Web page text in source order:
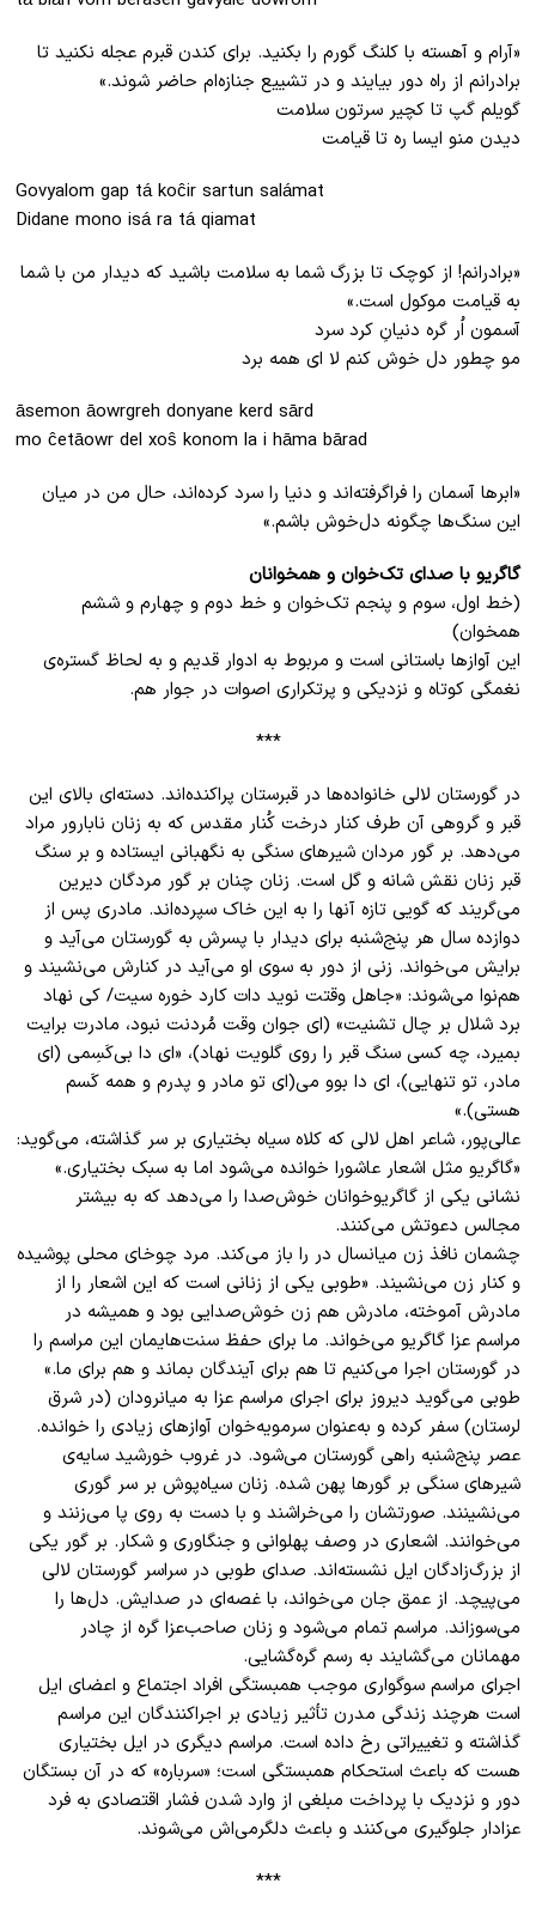
«آرام و آهسته با کلنگ گورم را بکنید. برای کندن قبرم عجله نکنید تا
برادرانم از راه دور بیایند و در تشییع جنازه‌ام حاضر شوند.»
گویلم گپ تا کچیر سرتون سلامت
دیدن منو ایسا ره تا قیامت
Govyalom gap tá koĉir sartun salámat
Didane mono isá ra tá qiamat
«برادرانم! از کوچک تا بزرگ شما به سلامت باشید که دیدار من با شما
به قیامت موکول است.»
آسمون اُر گره دنیانِ کرد سرد
مو چطور دل خوش کنم لا ای همه برد
āsemon āowrgreh donyane kerd sārd
mo ĉetāowr del xoŝ konom la i hāma bārad
«ابر‌ها آسمان را فراگرفته‌اند و دنیا را سرد کرده‌اند، حال من در میان
این سنگ‌ها چگونه دل‌خوش باشم.»
گاگریو با صدای تک‌خوان و همخوانان
(خط اول، سوم و پنجم تک‌خوان و خط دوم و چهارم و ششم
همخوان)
این آوازها باستانی است و مربوط به ادوار قدیم و به لحاظ گستره‌ی
نغمگی کوتاه و نزدیکی و پرتکراری اصوات در جوار هم.
***
در گورستان لالی خانواده‌ها در قبرستان پراکنده‌اند. دسته‌ای بالای این
قبر و گروهی آن طرف کنار درخت کُنار مقدس که به زنان نابارور مراد
می‌دهد. بر گور مردان شیرهای سنگی به نگهبانی ایستاده و بر سنگ
قبر زنان نقش شانه و گل است. زنان چنان بر گور مردگان دیرین
می‌گریند که گویی تازه آنها را به این خاک سپرده‌اند. مادری پس از
دوازده سال هر پنج‌شنبه برای دیدار با پسرش به گورستان می‌آید و
برایش می‌خواند. زنی از دور به سوی او می‌آید در کنارش می‌نشیند و
هم‌نوا می‌شوند: «جاهل وقتت نوید دات کارد خوره سیت/ کی نهاد
برد شلال بر چال‌ تشنیت» (ای جوان وقت مُردنت نبود، مادرت برایت
بمیرد، چه کسی سنگ قبر را روی گلویت نهاد)، «ای دا بی‌کَسِمی (ای
مادر، تو تنهایی)، ای دا بوو می(ای تو مادر و پدرم و همه کَسم
هستی).»
عالی‌پور، شاعر اهل لالی که کلاه سیاه بختیاری بر سر گذاشته، می‌گوید:
«گاگریو مثل اشعار عاشورا خوانده می‌شود اما به سبک بختیاری.»
نشانی یکی از گاگریو‌خوانان خوش‌صدا را می‌دهد که به بیشتر
مجالس دعوتش می‌کنند.
چشمان نافذ زن میانسال در را باز می‌کند. مرد چوخای محلی پوشیده
و کنار زن می‌نشیند. «طوبی یکی از زنانی است که این اشعار را از
مادرش آموخته، مادرش هم زن خوش‌صدایی بود و همیشه در
مراسم عزا گاگریو می‌خواند. ما برای حفظ سنت‌هایمان این مراسم را
در گورستان اجرا می‌کنیم تا هم برای آیندگان بماند و هم برای ما.»
طوبی می‌گوید دیروز برای اجرای مراسم عزا به میانرودان (در شرق
لرستان) سفر کرده و به‌عنوان سرمویه‌خوان آوازهای زیادی را خوانده.
عصر پنج‌شنبه راهی گورستان می‌شود. در غروب خورشید سایه‌ی
شیرهای سنگی بر گورها پهن شده. زنان سیاه‌پوش بر سر گوری
می‌نشینند. صورتشان را می‌خراشند و با دست به روی پا می‌زنند و
می‌خوانند. اشعاری در وصف پهلوانی و جنگاوری و شکار. بر گور یکی
از بزرگ‌زادگان ایل نشسته‌اند. صدای طوبی در سراسر گورستان لالی
می‌پیچد. از عمق جان می‌خواند، با غصه‌ای در صدایش. دل‌ها را
می‌سوزاند. مراسم تمام می‌شود و زنان صاحب‌عزا گره از چادر
مهمانان می‌گشایند به رسم گره‌گشایی.
اجرای مراسم سوگواری موجب همبستگی افراد اجتماع و اعضای ایل
است هرچند زندگی مدرن تأثیر زیادی بر اجراکنندگان این مراسم
گذاشته و تغییراتی رخ‌ داده است. مراسم دیگری در ایل بختیاری
هست که باعث استحکام همبستگی است؛ «سرباره» که در آن بستگان
دور و نزدیک با پرداخت مبلغی از وارد شدن فشار اقتصادی به فرد
عزادار جلوگیری می‌کنند و باعث دلگرمی‌اش می‌شوند.
***